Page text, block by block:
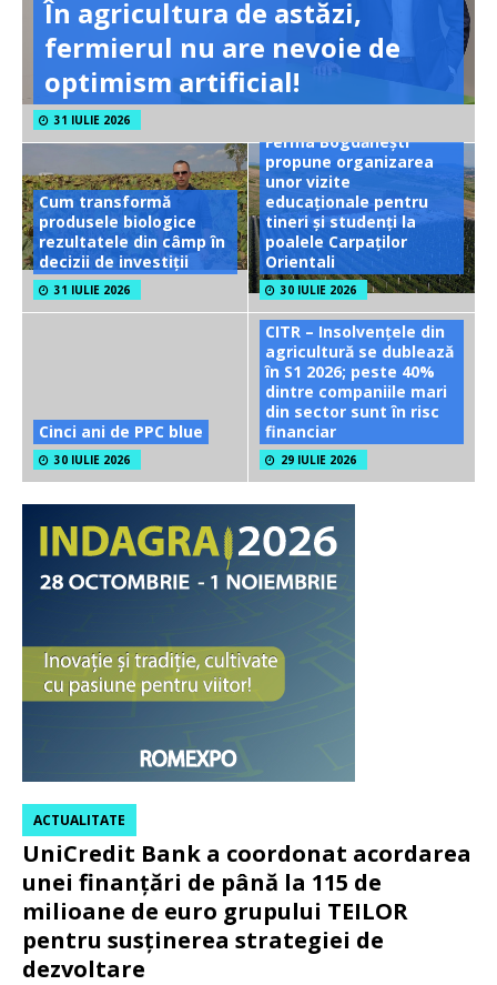
În agricultura de astăzi,
fermierul nu are nevoie de
optimism artificial!
31 IULIE 2026
Cum transformă
produsele biologice
rezultatele din câmp în
decizii de investiții
31 IULIE 2026
Ferma Bogdănești
propune organizarea
unor vizite
educaționale pentru
tineri și studenți la
poalele Carpaților
Orientali
30 IULIE 2026
Cinci ani de PPC blue
30 IULIE 2026
CITR – Insolvențele din
agricultură se dublează
în S1 2026; peste 40%
dintre companiile mari
din sector sunt în risc
financiar
29 IULIE 2026
UniCredit Bank a coordonat acordarea
unei finanțări de până la 115 de
milioane de euro grupului TEILOR
pentru susținerea strategiei de
dezvoltare
ACTUALITATE